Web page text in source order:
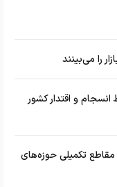
را می‌بینند
و اقتدار کشور
تکمیلی حوزه‌های